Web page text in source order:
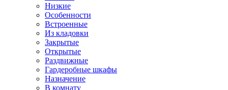
Низкие
Особенности
Встроенные
Из кладовки
Закрытые
Открытые
Раздвижные
Гардеробные шкафы
Назначение
В комнату